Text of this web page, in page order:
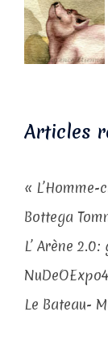
Articles
«
Bottega
L’ Arène
Le Bateau-